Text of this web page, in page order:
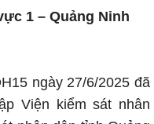
1 – Quảng Ninh
ngày 27/6/2025 đã
Viện kiểm sát nhân